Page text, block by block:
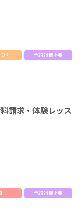
OK
予約報告不要
請求・体験レッス
予約報告不要